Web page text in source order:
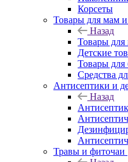
Корсеты
Товары для мам и
Назад
Товары для
Детские
Товары
Средства
Антисептики и
Назад
Травы и фиточаи